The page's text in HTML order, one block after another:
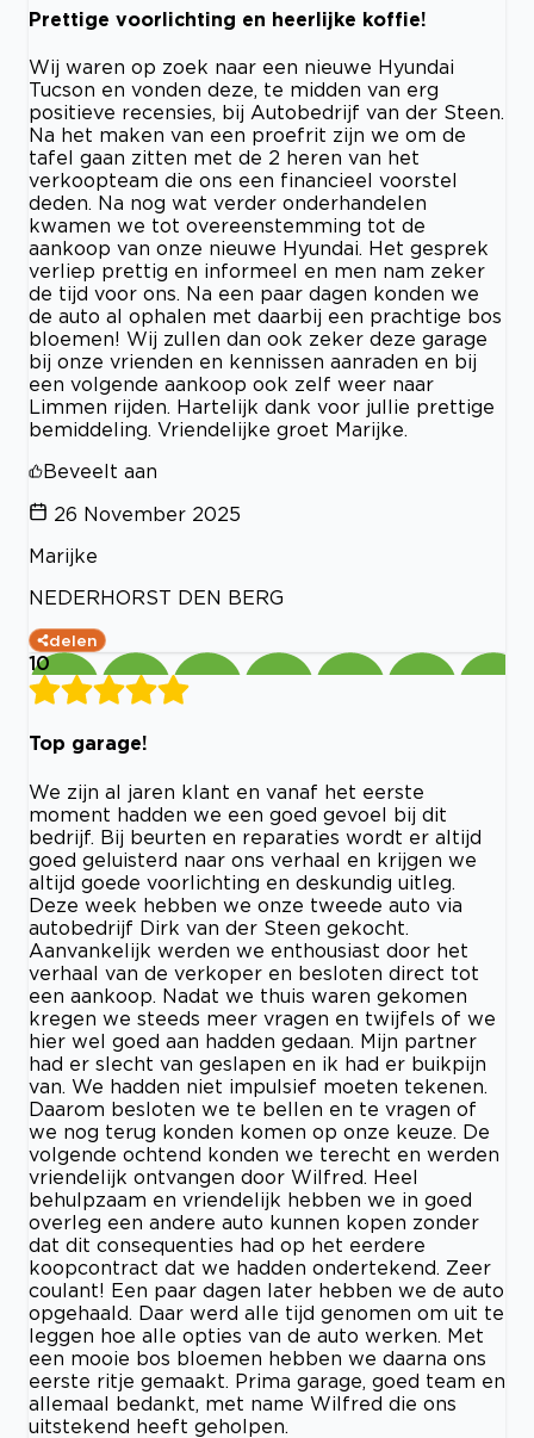
Prettige voorlichting en heerlijke koffie!
Wij waren op zoek naar een nieuwe Hyundai
Tucson en vonden deze, te midden van erg
positieve recensies, bij Autobedrijf van der Steen.
Na het maken van een proefrit zijn we om de
tafel gaan zitten met de 2 heren van het
verkoopteam die ons een financieel voorstel
deden. Na nog wat verder onderhandelen
kwamen we tot overeenstemming tot de
aankoop van onze nieuwe Hyundai. Het gesprek
verliep prettig en informeel en men nam zeker
de tijd voor ons. Na een paar dagen konden we
de auto al ophalen met daarbij een prachtige bos
bloemen! Wij zullen dan ook zeker deze garage
bij onze vrienden en kennissen aanraden en bij
een volgende aankoop ook zelf weer naar
Limmen rijden. Hartelijk dank voor jullie prettige
bemiddeling. Vriendelijke groet Marijke.
Beveelt aan
26 November 2025
Marijke
NEDERHORST DEN BERG
delen
10
Top garage!
We zijn al jaren klant en vanaf het eerste
moment hadden we een goed gevoel bij dit
bedrijf. Bij beurten en reparaties wordt er altijd
goed geluisterd naar ons verhaal en krijgen we
altijd goede voorlichting en deskundig uitleg.
Deze week hebben we onze tweede auto via
autobedrijf Dirk van der Steen gekocht.
Aanvankelijk werden we enthousiast door het
verhaal van de verkoper en besloten direct tot
een aankoop. Nadat we thuis waren gekomen
kregen we steeds meer vragen en twijfels of we
hier wel goed aan hadden gedaan. Mijn partner
had er slecht van geslapen en ik had er buikpijn
van. We hadden niet impulsief moeten tekenen.
Daarom besloten we te bellen en te vragen of
we nog terug konden komen op onze keuze. De
volgende ochtend konden we terecht en werden
vriendelijk ontvangen door Wilfred. Heel
behulpzaam en vriendelijk hebben we in goed
overleg een andere auto kunnen kopen zonder
dat dit consequenties had op het eerdere
koopcontract dat we hadden ondertekend. Zeer
coulant! Een paar dagen later hebben we de auto
opgehaald. Daar werd alle tijd genomen om uit te
leggen hoe alle opties van de auto werken. Met
een mooie bos bloemen hebben we daarna ons
eerste ritje gemaakt. Prima garage, goed team en
allemaal bedankt, met name Wilfred die ons
uitstekend heeft geholpen.